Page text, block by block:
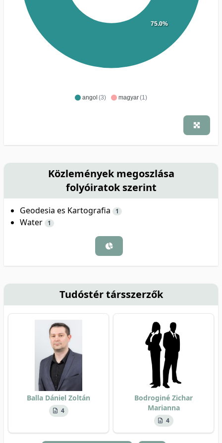
angol (3) magyar(1)
75.0%
Közlemények megoszlása
folyóiratok szerint
Geodesia es Kartografia 1
Water 1
Tudóstér társszerzők
Balla Dániel Zoltán
4
Bodroginé Zichar
Marianna
4